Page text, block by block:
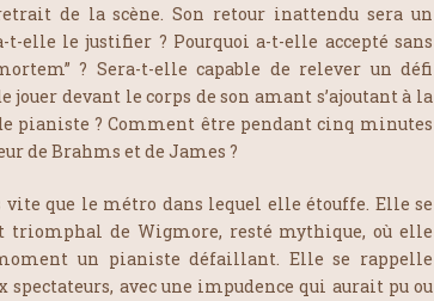
de la scène. Son retour inattendu sera un
elle le justifier ? Pourquoi a-t-elle accepté sans
? Sera-t-elle capable de relever un défi
devant le corps de son amant s’ajoutant à la
pianiste ? Comment être pendant cinq minutes
de Brahms et de James ?
vite que le métro dans lequel elle étouffe. Elle se
triomphal de Wigmore, resté mythique, où elle
un pianiste défaillant. Elle se rappelle
spectateurs, avec une impudence qui aurait pu ou